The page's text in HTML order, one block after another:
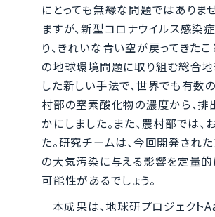
にとっても無縁な問題ではありま
ますが、新型コロナウイルス感
り、きれいな青い空が戻ってきた
の地球環境問題に取り組む総合地
した新しい手法で、世界でも有数
村部の窒素酸化物の濃度から、
かにしました。また、農村部では
た。研究チームは、今回開発され
の大気汚染に与える影響を定量
可能性があるでしょう。
本成果は、地球研プロジェクト